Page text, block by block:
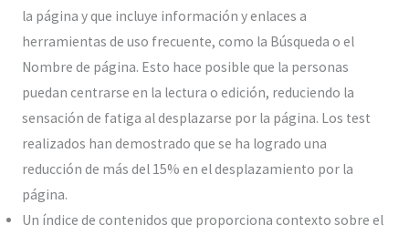
la página y que incluye información y enlaces a
herramientas de uso frecuente, como la Búsqueda o el
Nombre de página. Esto hace posible que la personas
puedan centrarse en la lectura o edición, reduciendo la
sensación de fatiga al desplazarse por la página. Los test
realizados han demostrado que se ha logrado una
reducción de más del 15% en el desplazamiento por la
página.
Un índice de contenidos que proporciona contexto sobre el